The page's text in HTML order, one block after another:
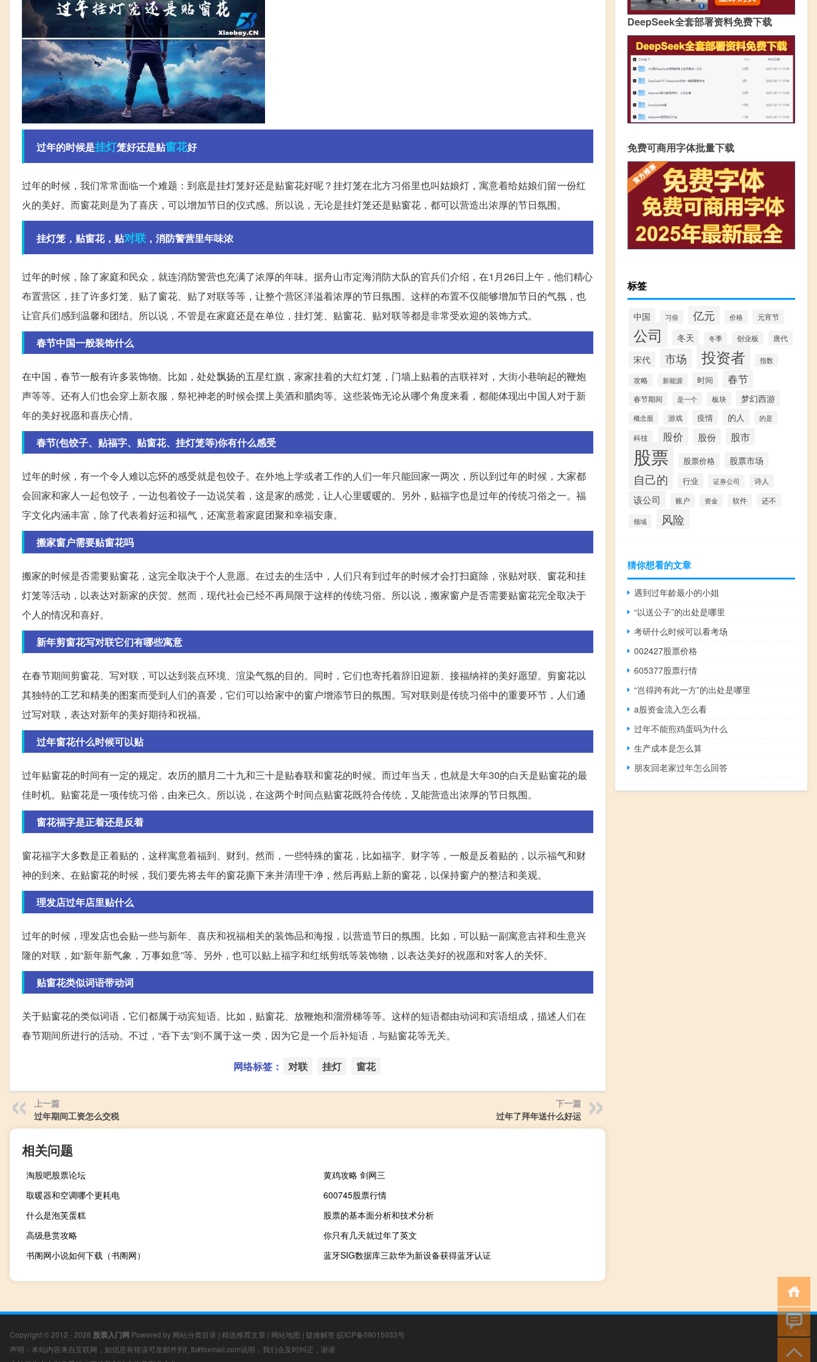
过年的时候是挂灯笼好还是贴窗花好
过年的时候，我们常常面临一个难题：到底是挂灯笼好还是贴窗花好呢？挂灯笼在北方习俗里也叫姑娘灯，寓意着给姑娘们留一份红
火的美好。而窗花则是为了喜庆，可以增加节日的仪式感。所以说，无论是挂灯笼还是贴窗花，都可以营造出浓厚的节日氛围。
挂灯笼，贴窗花，贴对联 ，消防警营里年味浓
过年的时候，除了家庭和民众，就连消防警营也充满了浓厚的年味。据舟山市定海消防大队的官兵们介绍，在1月26日上午，他们精心
布置营区，挂了许多灯笼、贴了窗花、贴了对联等等，让整个营区洋溢着浓厚的节日氛围。这样的布置不仅能够增加节日的气氛，也
让官兵们感到温馨和团结。所以说，不管是在家庭还是在单位，挂灯笼、贴窗花、贴对联等都是非常受欢迎的装饰方式。
春节中国一般装饰什么
在中国，春节一般有许多装饰物。比如，处处飘扬的五星红旗，家家挂着的大红灯笼，门墙上贴着的吉联祥对，大街小巷响起的鞭炮
声等等。还有人们也会穿上新衣服，祭祀神老的时候会摆上美酒和腊肉等。这些装饰无论从哪个角度来看，都能体现出中国人对于新
年的美好祝愿和喜庆心情。
春节(包饺子、贴福字、贴窗花、挂灯笼等)你有什么感受
过年的时候，有一个令人难以忘怀的感受就是包饺子。在外地上学或者工作的人们一年只能回家一两次，所以到过年的时候，大家都
会回家和家人一起包饺子，一边包着饺子一边说笑着，这是家的感觉，让人心里暖暖的。另外，贴福字也是过年的传统习俗之一。福
字文化内涵丰富，除了代表着好运和福气，还寓意着家庭团聚和幸福安康。
搬家窗户需要贴窗花吗
搬家的时候是否需要贴窗花，这完全取决于个人意愿。在过去的生活中，人们只有到过年的时候才会打扫庭除，张贴对联、窗花和挂
灯笼等活动，以表达对新家的庆贺。然而，现代社会已经不再局限于这样的传统习俗。所以说，搬家窗户是否需要贴窗花完全取决于
个人的情况和喜好。
新年剪窗花写对联它们有哪些寓意
在春节期间剪窗花、写对联，可以达到装点环境、渲染气氛的目的。同时，它们也寄托着辞旧迎新、接福纳祥的美好愿望。剪窗花以
其独特的工艺和精美的图案而受到人们的喜爱，它们可以给家中的窗户增添节日的氛围。写对联则是传统习俗中的重要环节，人们通
过写对联，表达对新年的美好期待和祝福。
过年窗花什么时候可以贴
过年贴窗花的时间有一定的规定。农历的腊月二十九和三十是贴春联和窗花的时候。而过年当天，也就是大年30的白天是贴窗花的最
佳时机。贴窗花是一项传统习俗，由来已久。所以说，在这两个时间点贴窗花既符合传统，又能营造出浓厚的节日氛围。
窗花福字是正着还是反着
窗花福字大多数是正着贴的，这样寓意着福到、财到。然而，一些特殊的窗花，比如福字、财字等，一般是反着贴的，以示福气和财
神的到来。在贴窗花的时候，我们要先将去年的窗花撕下来并清理干净，然后再贴上新的窗花，以保持窗户的整洁和美观。
理发店过年店里贴什么
过年的时候，理发店也会贴一些与新年、喜庆和祝福相关的装饰品和海报，以营造节日的氛围。比如，可以贴一副寓意吉祥和生意兴
隆的对联，如“新年新气象，万事如意”等。另外，也可以贴上福字和红纸剪纸等装饰物，以表达美好的祝愿和对客人的关怀。
贴窗花类似词语带动词
关于贴窗花的类似词语，它们都属于动宾短语。比如，贴窗花、放鞭炮和溜滑梯等等。这样的短语都由动词和宾语组成，描述人们在
春节期间所进行的活动。不过，“吞下去”则不属于这一类，因为它是一个后补短语，与贴窗花等无关。
网络标签： 对联 挂灯 窗花
上一篇
过年期间工资怎么交税
下一篇
过年了拜年送什么好运
相关问题
淘股吧股票论坛
黄鸡攻略 剑网三
取暖器和空调哪个更耗电
600745股票行情
什么是泡芙蛋糕
股票的基本面分析和技术分析
高级悬赏攻略
你只有几天就过年了英文
书阁网小说如何下载（书阁网）
蓝牙SIG数据库三款华为新设备获得蓝牙认证
DeepSeek全套部署资料免费下载
免费可商用字体批量下载
标签
中国 习俗 亿元 价格 元宵节
公司 冬天 冬季 创业板 唐代
宋代 市场 投资者 指数
攻略 新能源 时间 春节
春节期间 是一个 板块 梦幻西游
概念股 游戏 疫情 的人 的是
科技 股价 股份 股市
股票 股票价格 股票市场
自己的 行业 证券公司 诗人
该公司 账户 资金 软件 还不
领域 风险
猜你想看的文章
遇到过年龄最小的小姐
“以送公子”的出处是哪里
考研什么时候可以看考场
002427股票价格
605377股票行情
“岂得跨有此一方”的出处是哪里
a股资金流入怎么看
过年不能煎鸡蛋吗为什么
生产成本是怎么算
朋友回老家过年怎么回答
Copyright © 2012 - 2026 股票入门网 Powered by 网站分类目录 | 精选推荐文章 | 网站地图 | 疑难解答 皖ICP备09015033号
声明：本站内容来自互联网，如信息有错误可发邮件到f_fb#foxmail.com说明，我们会及时纠正，谢谢
小男孩